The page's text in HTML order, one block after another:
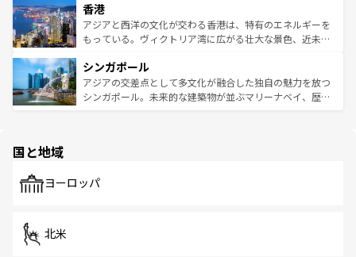
とつ。フォーやバインミー、ベトナムコーヒーなどは、ぜ
ひ現地で味わいたい。どの地域を訪れてもあたたかい人々
が旅行者を迎えてくれるので、きっと忘れられない旅にな
参照してほしい。
の活気が交差している。北部ではチェンマイなどの山岳地
帯で自然と触れ合い、南部ではプーケットやクラビの美し
いビーチでリゾート気分を楽しむことができる。タイ料理
激する。気候は一年中温暖で、どの季節にも異なる楽しみ
が待っている。親しみやすいタイの人々、仏教を中心とし
た文化、そして多様な観光資源が、訪れる旅人を魅了し続
香港
アジアと西洋の文化が交わる香港は、特有のエネルギーを
もっている。ヴィクトリア湾に広がる壮大な景色、近未来
み、どこを訪れても感動するはず。観光スポットが密集し
ており、効率よく見どころを回れるのも魅力。息をのむよ
うな絶景から文化的な体験まで、香港を存分に楽しみ尽く
シンガポール
アジアの交差点として多文化が融合した独自の魅力を放つ
シンガポール。未来的な建築物が並ぶマリーナベイ、歴史
で、ホーカーズは地元の風情を楽しめる外せないスポット
国と地域
ヨーロッパ
北米